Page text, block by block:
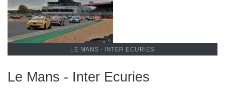
LE MANS - INTER ECURIES
Le Mans - Inter Ecuries